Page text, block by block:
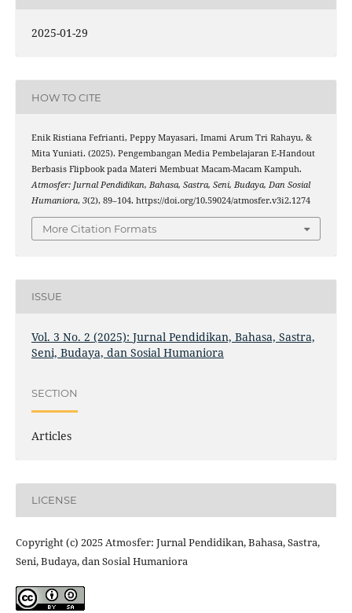
2025-01-29
HOW TO CITE
Enik Ristiana Fefrianti, Peppy Mayasari, Imami Arum Tri Rahayu, &
Mita Yuniati. (2025). Pengembangan Media Pembelajaran E-Handout
Berbasis Flipbook pada Materi Membuat Macam-Macam Kampuh.
Atmosfer: Jurnal Pendidikan, Bahasa, Sastra, Seni, Budaya, Dan Sosial
Humaniora, 3(2), 89–104. https://doi.org/10.59024/atmosfer.v3i2.1274
More Citation Formats
ISSUE
Vol. 3 No. 2 (2025): Jurnal Pendidikan, Bahasa, Sastra,
Seni, Budaya, dan Sosial Humaniora
SECTION
Articles
LICENSE
Copyright (c) 2025 Atmosfer: Jurnal Pendidikan, Bahasa, Sastra,
Seni, Budaya, dan Sosial Humaniora